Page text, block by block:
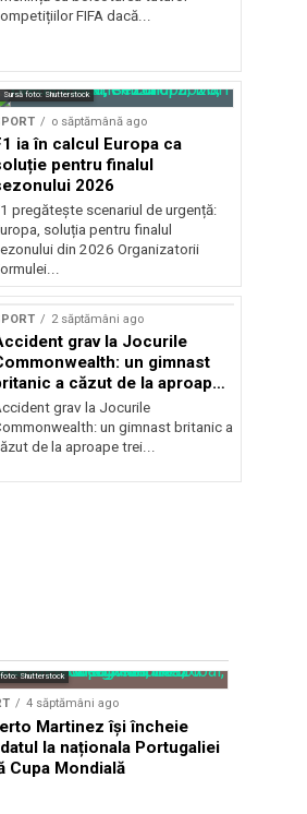
FIFA dacă...
Sursă foto: Shutterstock
o săptămână ago
ia în calcul Europa ca
pentru finalul
2026
pregătește scenariul de urgență:
soluția pentru finalul
din 2026 Organizatorii
2 săptămâni ago
grav la Jocurile
un gimnast
a căzut de la aproape
metrigrav la Jocurile
un gimnast britanic a
de la aproape trei...
foto: Shutterstock
4 săptămâni ago
Martinez își încheie
la naționala Portugaliei
Cupa Mondială